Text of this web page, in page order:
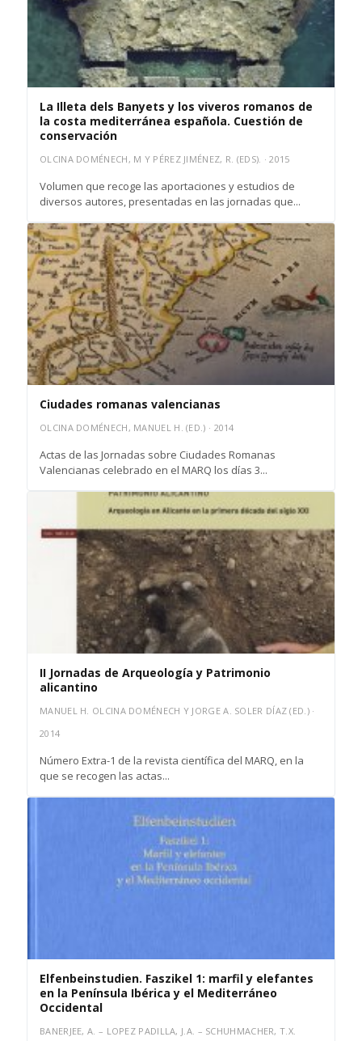
La Illeta dels Banyets y los viveros romanos de
la costa mediterránea española. Cuestión de
conservación
OLCINA DOMÉNECH, M Y PÉREZ JIMÉNEZ, R. (EDS). · 2015
Volumen que recoge las aportaciones y estudios de
diversos autores, presentadas en las jornadas que...
Ciudades romanas valencianas
OLCINA DOMÉNECH, MANUEL H. (ED.) · 2014
Actas de las Jornadas sobre Ciudades Romanas
Valencianas celebrado en el MARQ los días 3...
II Jornadas de Arqueología y Patrimonio
alicantino
MANUEL H. OLCINA DOMÉNECH Y JORGE A. SOLER DÍAZ (ED.) ·
2014
Número Extra-1 de la revista científica del MARQ, en la
que se recogen las actas...
Elfenbeinstudien. Faszikel 1: marfil y elefantes
en la Península Ibérica y el Mediterráneo
Occidental
BANERJEE, A. – LOPEZ PADILLA, J.A. – SCHUHMACHER, T.X.